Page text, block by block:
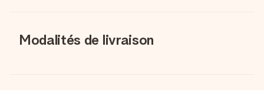
Modalités de livraison